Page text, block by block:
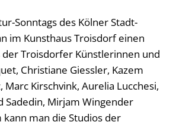
Sonntags des Kölner Stadt-
im Kunsthaus Troisdorf einen
Troisdorfer Künstlerinnen und
Christiane Giessler, Kazem
Marc Kirschvink, Aurelia Lucchesi,
Sadedin, Mirjam Wingender
man die Studios der